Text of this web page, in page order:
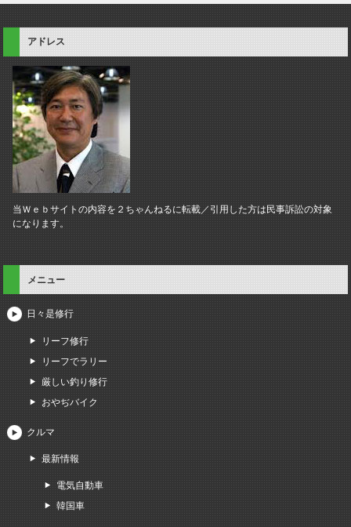
アドレス
当Ｗｅｂサイトの内容を２ちゃんねるに転載／引用した方は民事訴訟の対象
になります。
メニュー
日々是修行
リーフ修行
リーフでラリー
厳しい釣り修行
おやぢバイク
クルマ
最新情報
電気自動車
韓国車